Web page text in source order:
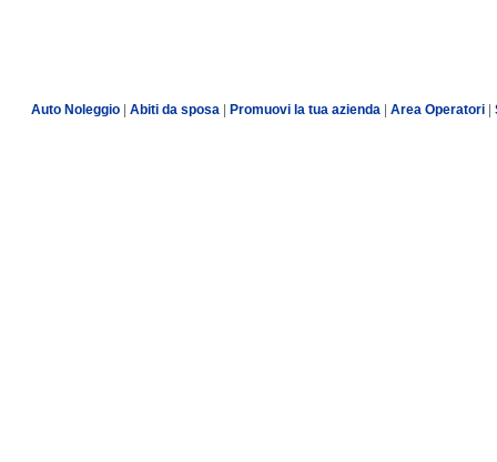
Auto Noleggio Abiti da sposa Promuovi la tua azienda Area Operatori